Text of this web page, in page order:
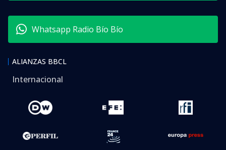
Whatsapp Radio Bío Bío
ALIANZAS BBCL
Internacional